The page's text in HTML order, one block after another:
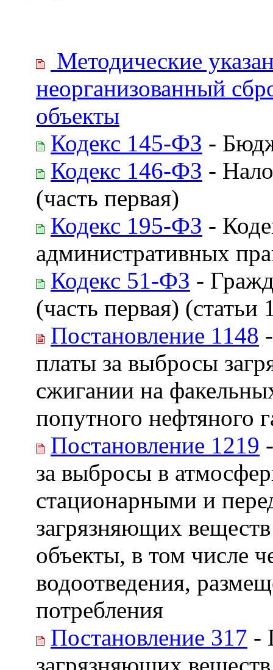
Методические
неорганизованный
объекты
Кодекс 145-ФЗ -
Кодекс 146-ФЗ -
(часть первая)
Кодекс 195-ФЗ -
административных
Кодекс 51-ФЗ -
(часть первая) (статьи
Постановление 1148
платы за выбросы
сжигании на
попутного нефтяного
Постановление 1219
за выбросы в
стационарными и
загрязняющих
объекты, в том числе
водоотведения,
потребления
Постановление 317 -
загрязняющих